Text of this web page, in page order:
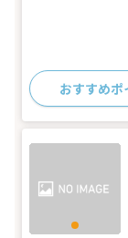
おすすめポ